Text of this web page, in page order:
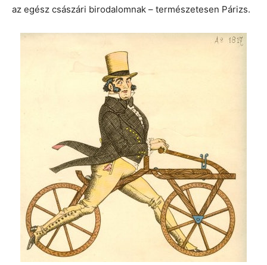
az egész császári birodalomnak – természetesen Párizs.